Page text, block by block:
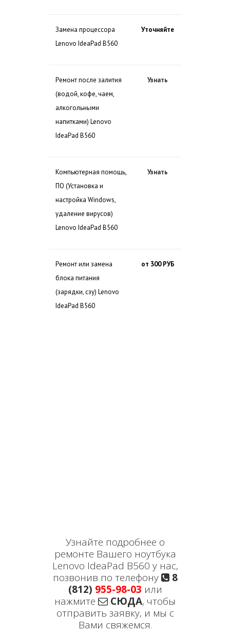
Замена процессора
Lenovo IdeaPad B560
Уточняйте
Ремонт после залития
(водой, кофе, чаем,
алкогольными
напитками) Lenovo
IdeaPad B560
Узнать
Компьютерная помощь,
ПО (Установка и
настройка Windows,
удаление вирусов)
Lenovo IdeaPad B560
Узнать
Ремонт или замена
блока питания
(зарядки, сзу) Lenovo
IdeaPad B560
от 300 РУБ
Узнайте подробнее о
ремонте Вашего ноутбука
Lenovo IdeaPad B560 у нас,
позвонив по телефону
8
(812) 955-98-03 или
нажмите
СЮДА, чтобы
отправить заявку, и мы с
Вами свяжемся.